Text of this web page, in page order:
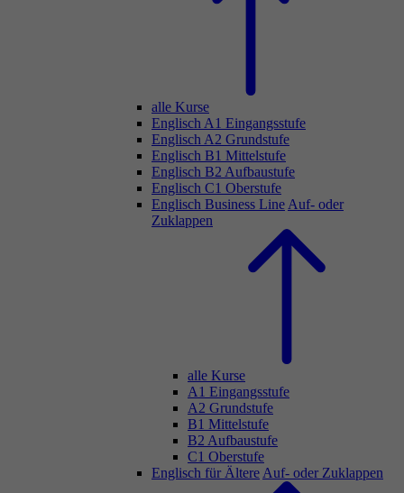
alle Kurse
Englisch A1 Eingangsstufe
Englisch A2 Grundstufe
Englisch B1 Mittelstufe
Englisch B2 Aufbaustufe
Englisch C1 Oberstufe
Englisch Business Line Auf- oder
Zuklappen
alle Kurse
A1 Eingangsstufe
A2 Grundstufe
B1 Mittelstufe
B2 Aufbaustufe
C1 Oberstufe
Englisch für Ältere Auf- oder Zuklappen